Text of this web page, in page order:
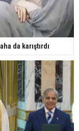
da karıştırdı